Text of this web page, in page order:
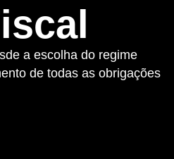
a escolha do regime
de todas as obrigações